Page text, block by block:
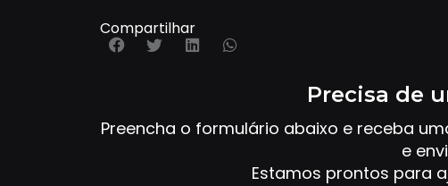
Compartilhar
Precisa de
Preencha o formulário abaixo e receba
e
Estamos prontos para